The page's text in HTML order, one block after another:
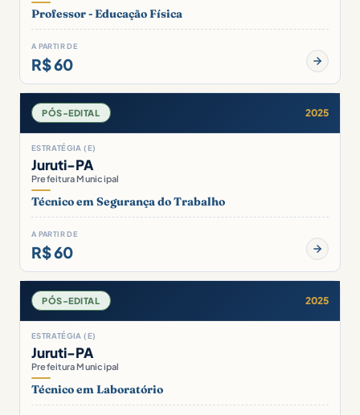
Professor - Educação Física
A PARTIR DE
R$ 60
PÓS-EDITAL 2025
ESTRATÉGIA (E)
Juruti-PA
Prefeitura Municipal
Técnico em Segurança do Trabalho
A PARTIR DE
R$ 60
PÓS-EDITAL 2025
ESTRATÉGIA (E)
Juruti-PA
Prefeitura Municipal
Técnico em Laboratório